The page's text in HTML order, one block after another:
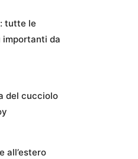
tutte le
importanti da
del cucciolo
all’estero